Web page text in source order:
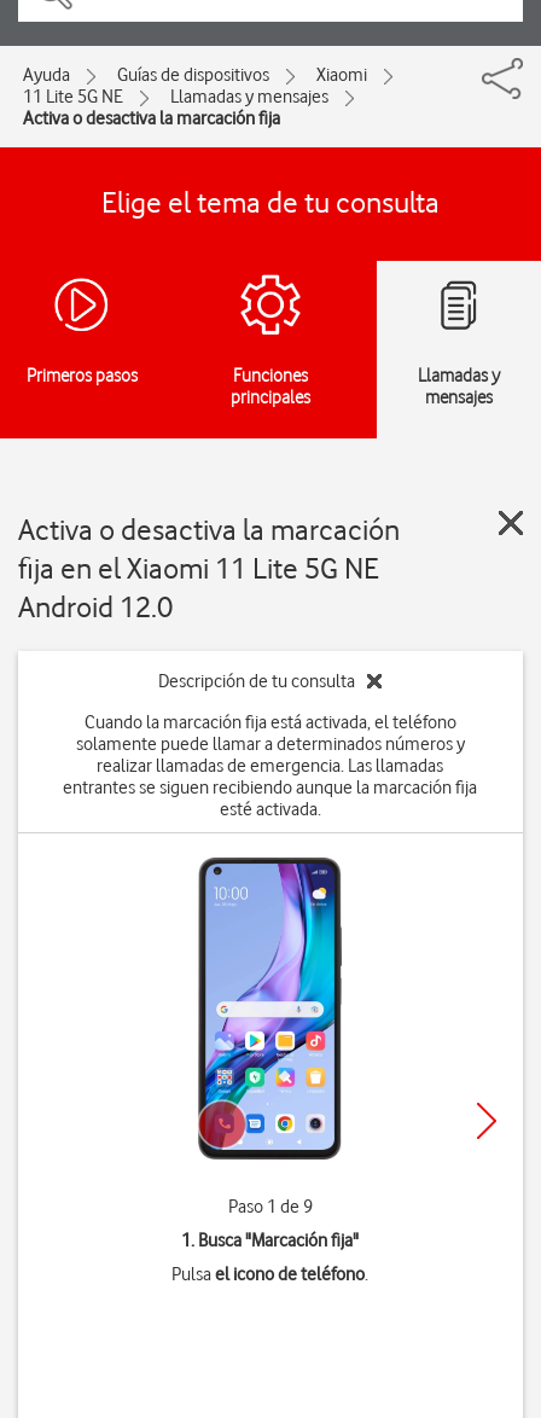
Ayuda Guías de dispositivos
Xiaomi
11 Lite 5G NE
Llamadas y mensajes
Activa o desactiva la marcación fija
Elige el tema de tu consulta
Primeros pasos
Funciones
principales
Llamadas y
mensajes
Activa o desactiva la marcación
fija en el Xiaomi 11 Lite 5G NE
Android 12.0
Descripción de tu consulta
Cuando la marcación fija está activada, el teléfono
solamente puede llamar a determinados números y
realizar llamadas de emergencia. Las llamadas
entrantes se siguen recibiendo aunque la marcación fija
esté activada.
Paso 1 de 9
1. Busca "Marcación fija"
Pulsael icono de teléfono.